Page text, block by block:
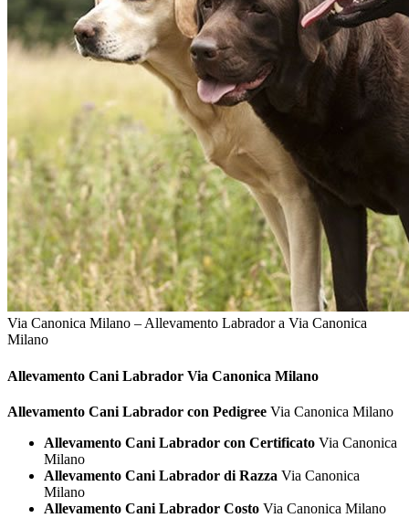
Via Canonica Milano – Allevamento Labrador a Via Canonica
Milano
Allevamento Cani Labrador Via Canonica Milano
Allevamento Cani Labrador con Pedigree Via Canonica Milano
Allevamento Cani Labrador con Certificato Via Canonica
Milano
Allevamento Cani Labrador di Razza Via Canonica
Milano
Allevamento Cani Labrador Costo Via Canonica Milano